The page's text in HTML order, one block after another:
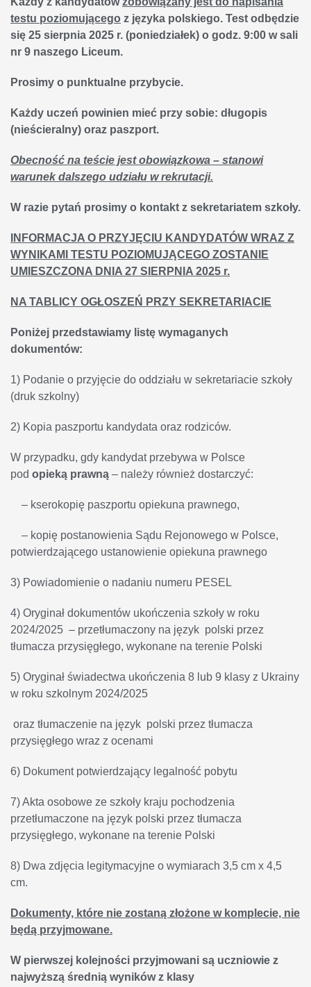
testu poziomującego z języka polskiego. Test odbędzie
się 25 sierpnia 2025 r. (poniedziałek) o godz. 9:00 w sali
nr 9 naszego Liceum.
Prosimy o punktualne przybycie.
Każdy uczeń powinien mieć przy sobie: długopis
(nieścieralny) oraz paszport.
Obecność na teście jest obowiązkowa – stanowi
warunek dalszego udziału w rekrutacji.
W razie pytań prosimy o kontakt z sekretariatem szkoły.
INFORMACJA O PRZYJĘCIU KANDYDATÓW WRAZ Z
WYNIKAMI TESTU POZIOMUJĄCEGO ZOSTANIE
UMIESZCZONA DNIA 27 SIERPNIA 2025 r.
NA TABLICY OGŁOSZEŃ PRZY SEKRETARIACIE
Poniżej przedstawiamy listę wymaganych
dokumentów:
1) Podanie o przyjęcie do oddziału w sekretariacie szkoły
(druk szkolny)
2) Kopia paszportu kandydata oraz rodziców.
W przypadku, gdy kandydat przebywa w Polsce
pod opieką prawną – należy również dostarczyć:
– kserokopię paszportu opiekuna prawnego,
– kopię postanowienia Sądu Rejonowego w Polsce,
potwierdzającego ustanowienie opiekuna prawnego
3) Powiadomienie o nadaniu numeru PESEL
4) Oryginał dokumentów ukończenia szkoły w roku
2024/2025 – przetłumaczony na język polski przez
tłumacza przysięgłego, wykonane na terenie Polski
5) Oryginał świadectwa ukończenia 8 lub 9 klasy z Ukrainy
w roku szkolnym 2024/2025
oraz tłumaczenie na język polski przez tłumacza
przysięgłego wraz z ocenami
6) Dokument potwierdzający legalność pobytu
7) Akta osobowe ze szkoły kraju pochodzenia
przetłumaczone na język polski przez tłumacza
przysięgłego, wykonane na terenie Polski
8) Dwa zdjęcia legitymacyjne o wymiarach 3,5 cm x 4,5
cm.
Dokumenty, które nie zostaną złożone w komplecie, nie
będą przyjmowane.
W pierwszej kolejności przyjmowani są uczniowie z
najwyższą średnią wyników z klasy